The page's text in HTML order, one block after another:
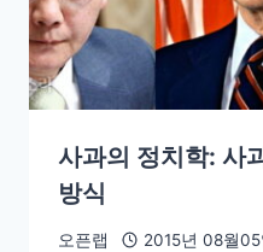
사과의 정치학: 사
방식
오픈랩 2015년 08월05